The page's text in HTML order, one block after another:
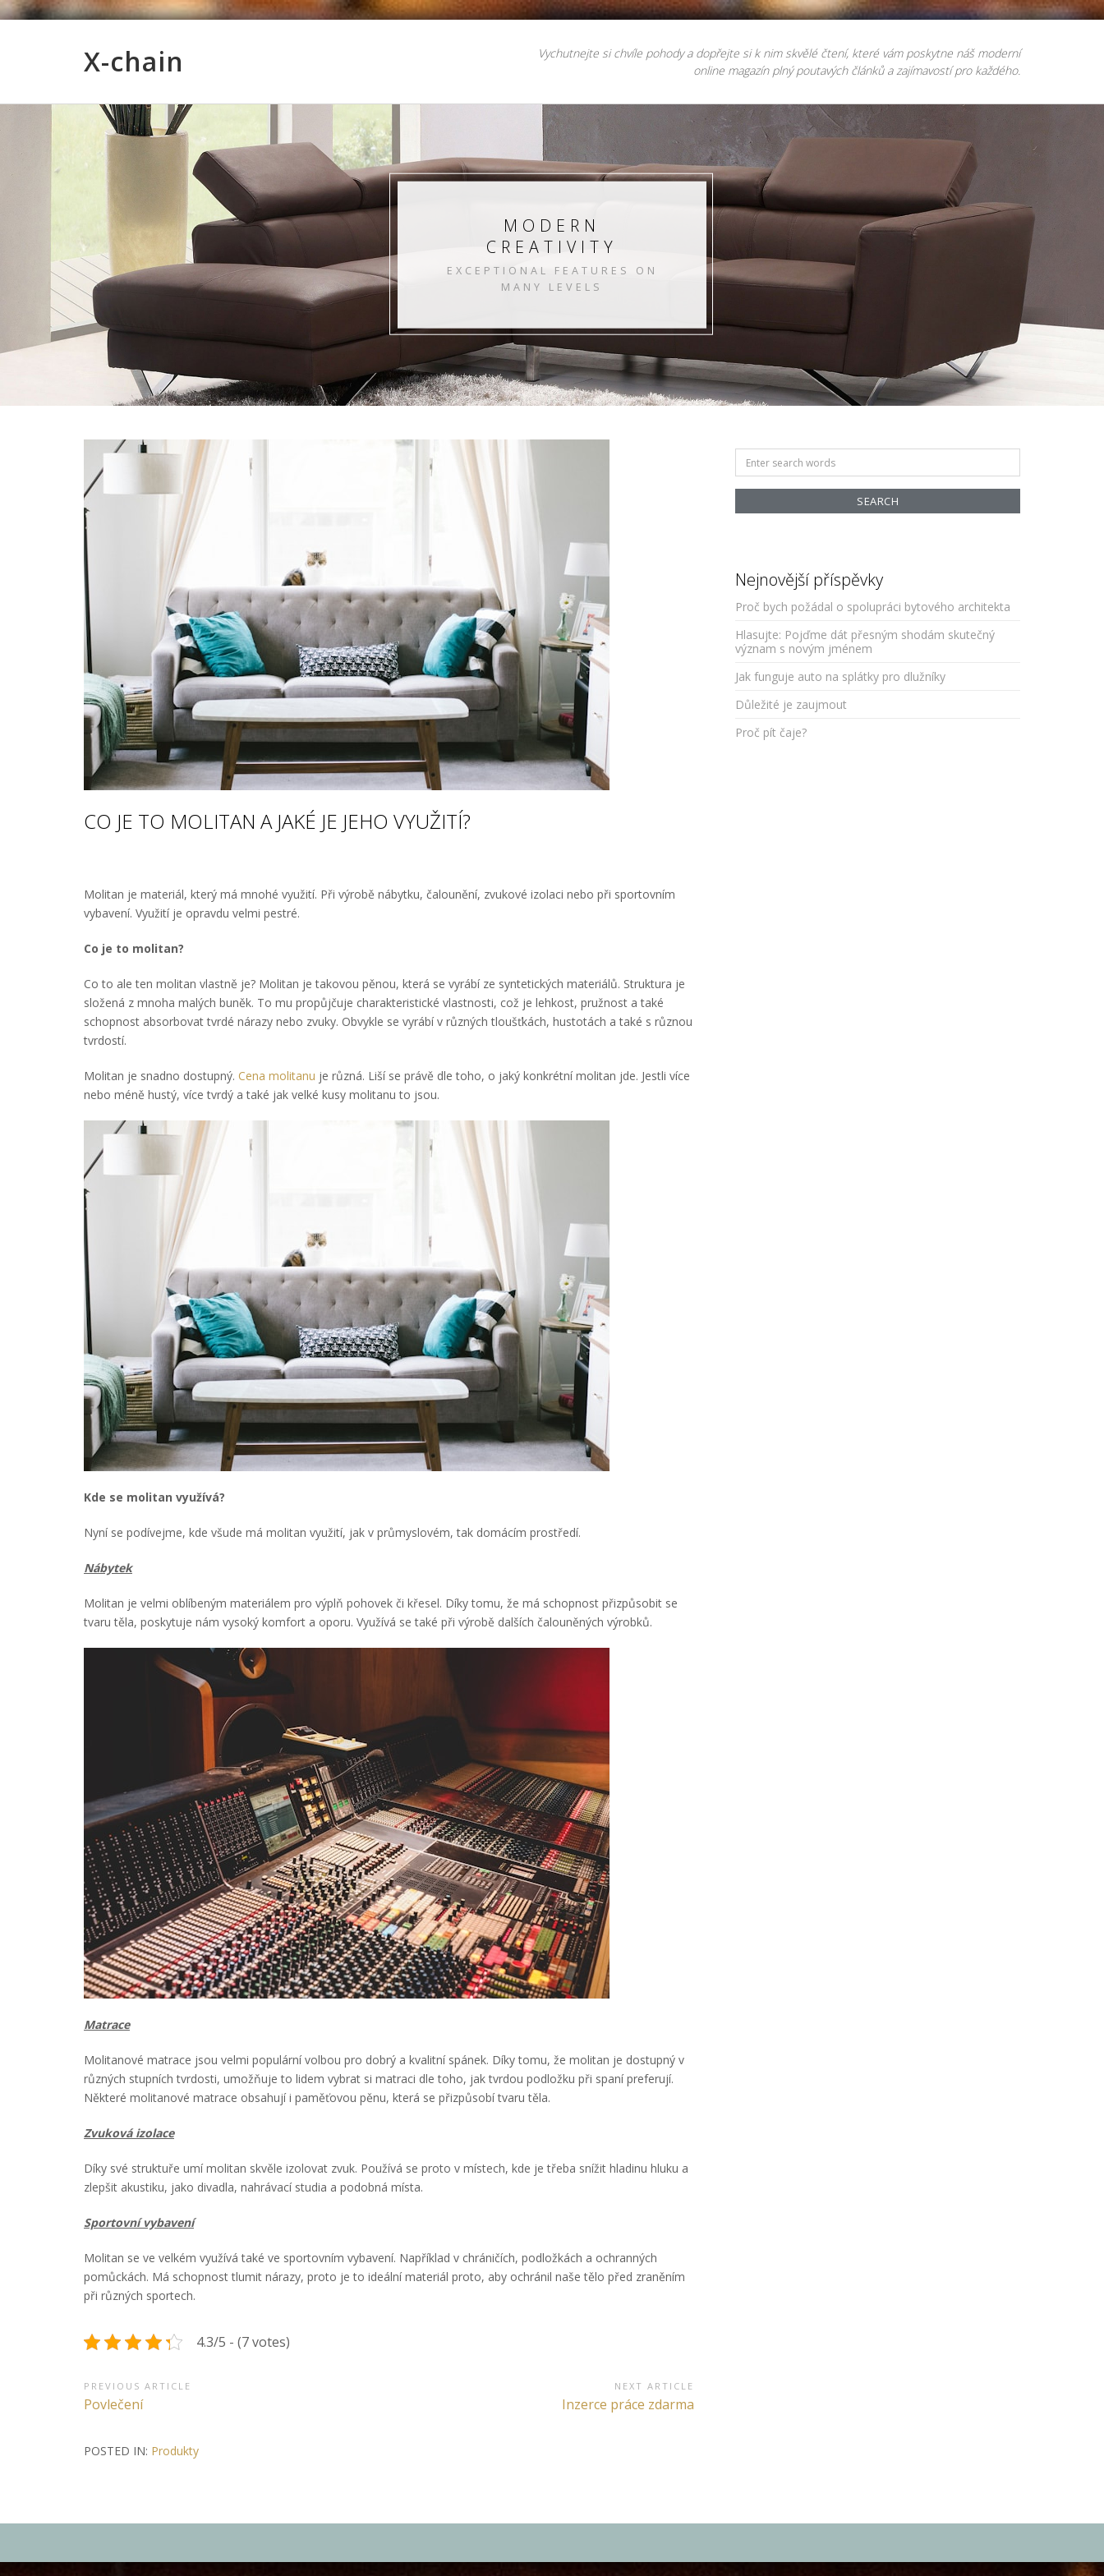
X-chain
Vychutnejte si chvíle pohody a dopřejte si k nim skvělé čtení, které vám poskytne náš moderní
online magazín plný poutavých článků a zajímavostí pro každého.
MODERN
CREATIVITY
EXCEPTIONAL FEATURES ON
MANY LEVELS
CO JE TO MOLITAN A JAKÉ JE JEHO VYUŽITÍ?
Molitan je materiál, který má mnohé využití. Při výrobě nábytku, čalounění, zvukové izolaci nebo při sportovním
vybavení. Využití je opravdu velmi pestré.
Co je to molitan?
Co to ale ten molitan vlastně je? Molitan je takovou pěnou, která se vyrábí ze syntetických materiálů. Struktura je
složená z mnoha malých buněk. To mu propůjčuje charakteristické vlastnosti, což je lehkost, pružnost a také
schopnost absorbovat tvrdé nárazy nebo zvuky. Obvykle se vyrábí v různých tloušťkách, hustotách a také s různou
tvrdostí.
Molitan je snadno dostupný. Cena molitanu je různá. Liší se právě dle toho, o jaký konkrétní molitan jde. Jestli více
nebo méně hustý, více tvrdý a také jak velké kusy molitanu to jsou.
Kde se molitan využívá?
Nyní se podívejme, kde všude má molitan využití, jak v průmyslovém, tak domácím prostředí.
Nábytek
Molitan je velmi oblíbeným materiálem pro výplň pohovek či křesel. Díky tomu, že má schopnost přizpůsobit se
tvaru těla, poskytuje nám vysoký komfort a oporu. Využívá se také při výrobě dalších čalouněných výrobků.
Matrace
Molitanové matrace jsou velmi populární volbou pro dobrý a kvalitní spánek. Díky tomu, že molitan je dostupný v
různých stupních tvrdosti, umožňuje to lidem vybrat si matraci dle toho, jak tvrdou podložku při spaní preferují.
Některé molitanové matrace obsahují i paměťovou pěnu, která se přizpůsobí tvaru těla.
Zvuková izolace
Díky své struktuře umí molitan skvěle izolovat zvuk. Používá se proto v místech, kde je třeba snížit hladinu hluku a
zlepšit akustiku, jako divadla, nahrávací studia a podobná místa.
Sportovní vybavení
Molitan se ve velkém využívá také ve sportovním vybavení. Například v chráničích, podložkách a ochranných
pomůckách. Má schopnost tlumit nárazy, proto je to ideální materiál proto, aby ochránil naše tělo před zraněním
při různých sportech.
4.3/5 - (7 votes)
Navigace
pro
příspěvek
PREVIOUS ARTICLE
Previous
Povlečení
NEXT ARTICLE
Next
Inzerce práce zdarma
POSTED IN: Produkty
Search
for:
Nejnovější příspěvky
Proč bych požádal o spolupráci bytového architekta
Hlasujte: Pojďme dát přesným shodám skutečný
význam s novým jménem
Jak funguje auto na splátky pro dlužníky
Důležité je zaujmout
Proč pít čaje?